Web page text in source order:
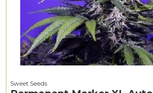
Sweet Seeds